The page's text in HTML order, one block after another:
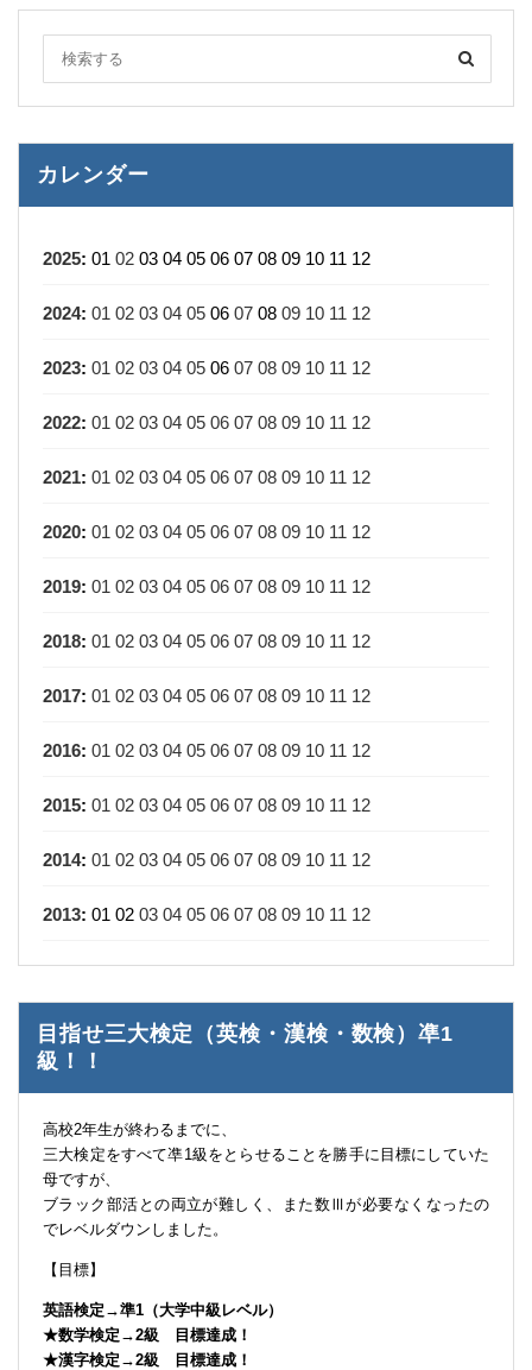
カレンダー
2025: 01 02 03 04 05 06 07 08 09 10 11 12
2024: 01 02 03 04 05 06 07 08 09 10 11 12
2023: 01 02 03 04 05 06 07 08 09 10 11 12
2022: 01 02 03 04 05 06 07 08 09 10 11 12
2021: 01 02 03 04 05 06 07 08 09 10 11 12
2020: 01 02 03 04 05 06 07 08 09 10 11 12
2019: 01 02 03 04 05 06 07 08 09 10 11 12
2018: 01 02 03 04 05 06 07 08 09 10 11 12
2017: 01 02 03 04 05 06 07 08 09 10 11 12
2016: 01 02 03 04 05 06 07 08 09 10 11 12
2015: 01 02 03 04 05 06 07 08 09 10 11 12
2014: 01 02 03 04 05 06 07 08 09 10 11 12
2013: 01 02 03 04 05 06 07 08 09 10 11 12
目指せ三大検定（英検・漢検・数検）凖1
級！！
高校2年生が終わるまでに、
三大検定をすべて凖1級をとらせることを勝手に目標にしていた
母ですが、
ブラック部活との両立が難しく、また数Ⅲが必要なくなったの
でレベルダウンしました。
【目標】
英語検定→準1（大学中級レベル）
★数学検定→2級 目標達成！
★漢字検定→2級 目標達成！